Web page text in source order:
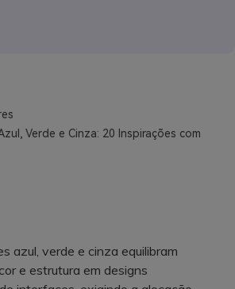
Verde e Cinza: 20 Inspirações com
azul, verde e cinza equilibram
e estrutura em designs